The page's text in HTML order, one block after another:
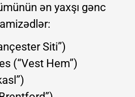
ən yaxşı gənc
Siti”)
(“Vest Hem”)